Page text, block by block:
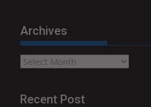
Archives
Archives
Recent Post